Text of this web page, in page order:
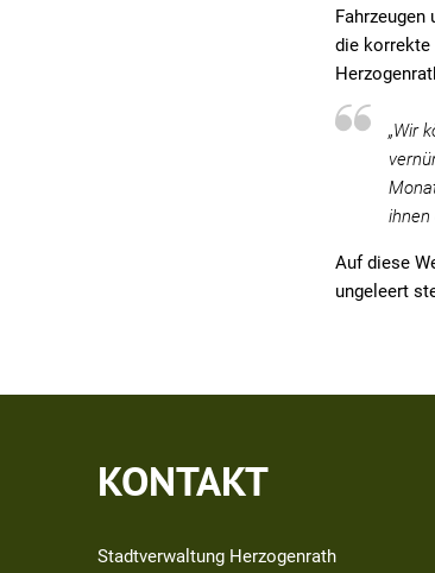
die korrekte
„Wir
ihnen
Auf diese
ungeleert
KONTAKT
Stadtverwaltung Herzogenrath